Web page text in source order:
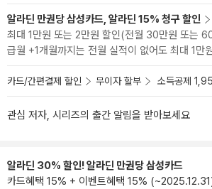
알라딘 만권당 삼성카드, 알라딘 15% 청구 할인
최대 1만원 또는 2만원 할인(전월 30만원 또는
급월 +1개월까지는 전월 실적이 없어도 최대 1만
카드/간편결제 할인 무이자 할부 소득공제
관심 저자, 시리즈의 출간 알림을 받아보세요
알라딘 30% 할인! 알라딘 만권당 삼성카드
카드혜택 15% + 이벤트혜택 15%